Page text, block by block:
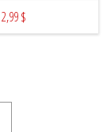
2,99 $